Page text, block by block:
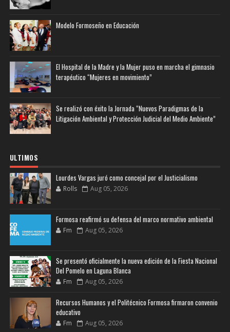
Modelo Formoseño en Educación
El Hospital de la Madre y la Mujer puso en marcha el gimnasio
terapéutico “Mujeres en movimiento”
Se realizó con éxito la Jornada “Nuevos Paradigmas de la
Litigación Ambiental y Protección Judicial del Medio Ambiente”
ULTIMOS
Lourdes Vargas juró como concejal por el Justicialismo
Rolls Aug 05, 2026
Formosa reafirmó su defensa del marco normativo ambiental
Fm Aug 05, 2026
Se presentó oficialmente la nueva edición de la Fiesta Nacional
Del Pomelo en Laguna Blanca
Fm Aug 05, 2026
Recursos Humanos y el Politécnico Formosa firmaron convenio
educativo
Fm Aug 05, 2026